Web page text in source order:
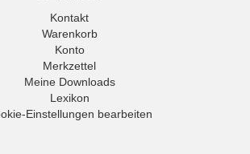
Kontakt
Warenkorb
Konto
Merkzettel
Meine Downloads
Lexikon
Einstellungen bearbeiten